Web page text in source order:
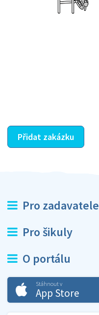
Přidat zakázku
Pro zadavatele
Pro šikuly
O portálu
Stáhnout v
App Store